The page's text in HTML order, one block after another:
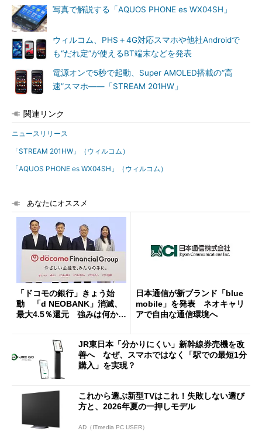
写真で解説する「AQUOS PHONE es WX04SH」
ウィルコム、PHS＋4G対応スマホや他社Androidで
も“だれ定”が使えるBT端末などを発表
電源オンで5秒で起動、Super AMOLED搭載の“高
速”スマホ――「STREAM 201HW」
関連リンク
ニュースリリース
「STREAM 201HW」（ウィルコム）
「AQUOS PHONE es WX04SH」（ウィルコム）
あなたにオススメ
「ドコモの銀行」きょう始
動 「d NEOBANK」消滅、
最大4.5％還元 強みは何か解
日本通信が新ブランド「blue
mobile」を発表 ネオキャリ
アで自由な通信環境へ
JR東日本「分かりにくい」新幹線券売機を改
善へ なぜ、スマホではなく「駅での最短1分
購入」を実現？
これから選ぶ新型TVはこれ！失敗しない選び
方と、2026年夏の一押しモデル
AD（ITmedia PC USER）